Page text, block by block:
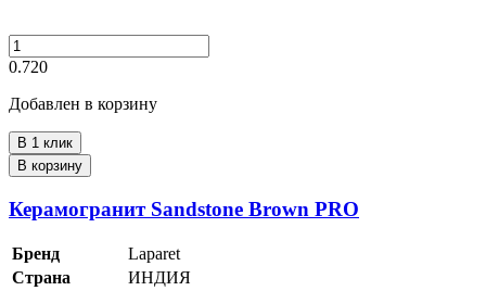
0.720
Добавлен в корзину
В 1 клик
В корзину
Керамогранит Sandstone Brown PRO
Бренд
Laparet
Страна
ИНДИЯ